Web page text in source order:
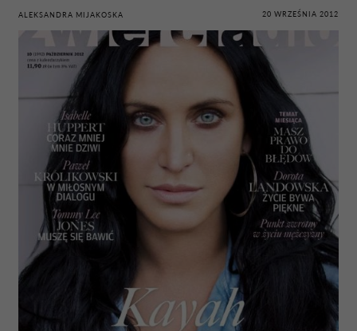
ALEKSANDRA MIJAKOSKA 20 WRZEŚNIA 2012